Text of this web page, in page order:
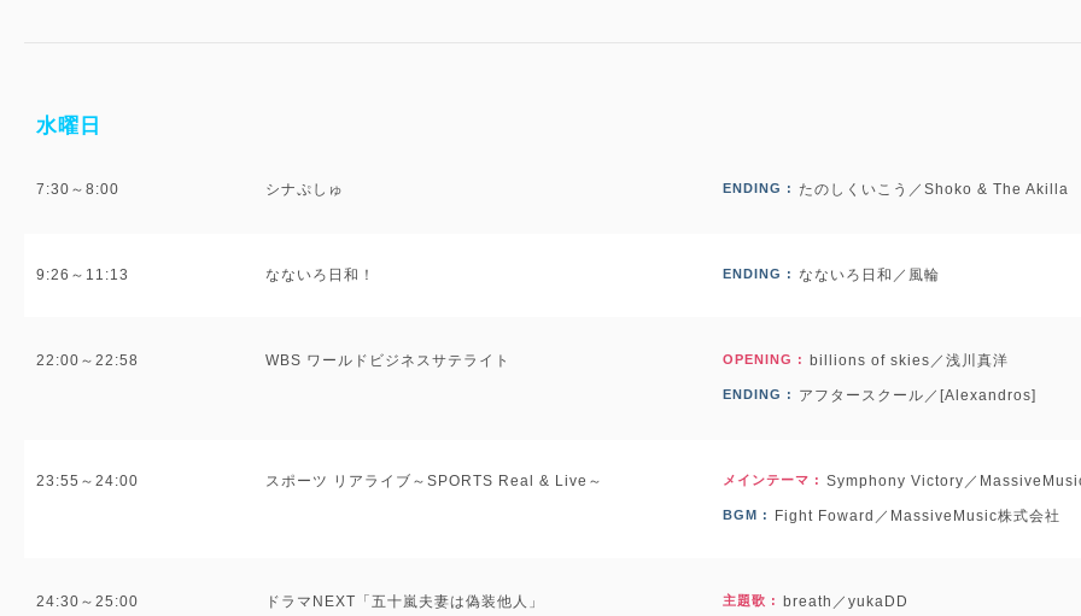
水曜日
7:30～8:00 シナぷしゅ ENDING : たのしくいこう／Shoko & The Akilla
9:26～11:13 なないろ日和！ ENDING : なないろ日和／風輪
22:00～22:58 WBS ワールドビジネスサテライト OPENING : billions of skies／浅川真洋
ENDING : アフタースクール／[Alexandros]
23:55～24:00 スポーツ リアライブ～SPORTS Real & Live～ メインテーマ : Symphony Victory／
BGM : Fight Foward／MassiveMusic株式会社
24:30～25:00 ドラマNEXT「五十嵐夫妻は偽装他人」 主題歌 : breath／yukaDD